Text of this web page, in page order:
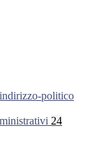
politico
24